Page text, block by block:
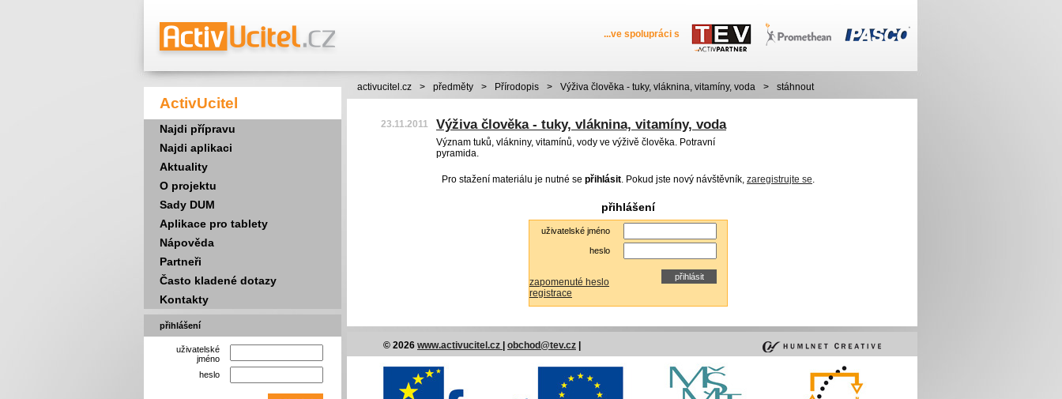
...ve spolupráci s
ActivUcitel
Najdi přípravu
Najdi aplikaci
Aktuality
O projektu
Sady DUM
Aplikace pro tablety
Nápověda
Partneři
Často kladené dotazy
Kontakty
přihlášení
uživatelské
jméno
heslo
activucitel.cz > předměty > Přírodopis > Výživa člověka - tuky, vláknina, vitamíny, voda > stáhnout
23.11.2011 Výživa člověka - tuky, vláknina, vitamíny, voda
Význam tuků, vlákniny, vitamínů, vody ve výživě člověka. Potravní
pyramida.
Pro stažení materiálu je nutné se přihlásit. Pokud jste nový návštěvník, zaregistrujte se.
přihlášení
uživatelské jméno
heslo
zapomenuté heslo
registrace
© 2026 www.activucitel.cz obchod@tev.cz